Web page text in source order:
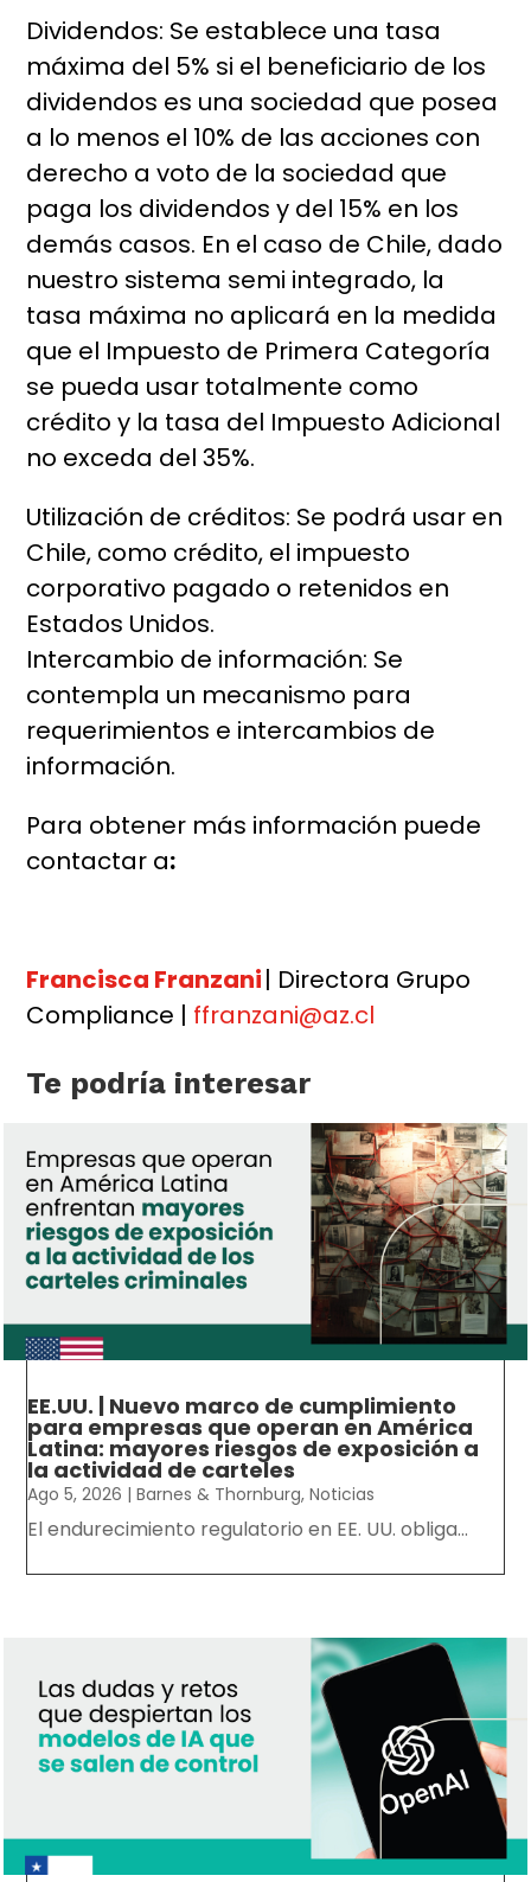
Dividendos: Se establece una tasa
máxima del 5% si el beneficiario de los
dividendos es una sociedad que posea
a lo menos el 10% de las acciones con
derecho a voto de la sociedad que
paga los dividendos y del 15% en los
demás casos. En el caso de Chile, dado
nuestro sistema semi integrado, la
tasa máxima no aplicará en la medida
que el Impuesto de Primera Categoría
se pueda usar totalmente como
crédito y la tasa del Impuesto Adicional
no exceda del 35%.
Utilización de créditos: Se podrá usar en
Chile, como crédito, el impuesto
corporativo pagado o retenidos en
Estados Unidos.
Intercambio de información: Se
contempla un mecanismo para
requerimientos e intercambios de
información.
Para obtener más información puede
contactar a:
Francisca Franzani| Directora Grupo
Compliance | ffranzani@az.cl
Te podría interesar
EE.UU. | Nuevo marco de cumplimiento
para empresas que operan en América
Latina: mayores riesgos de exposición a
la actividad de carteles
Ago 5, 2026 |Barnes & Thornburg,Noticias
El endurecimiento regulatorio en EE. UU. obliga...